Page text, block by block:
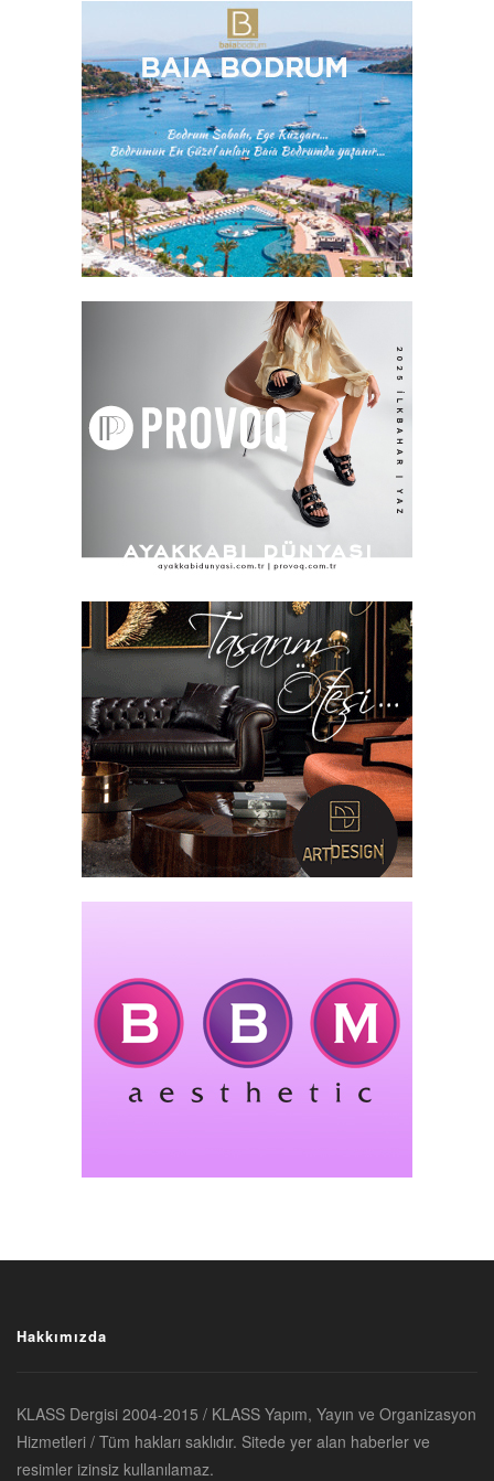
Hakkımızda
KLASS Dergisi 2004-2015 / KLASS Yapım, Yayın ve Organizasyon
Hizmetleri / Tüm hakları saklıdır. Sitede yer alan haberler ve
resimler izinsiz kullanılamaz.